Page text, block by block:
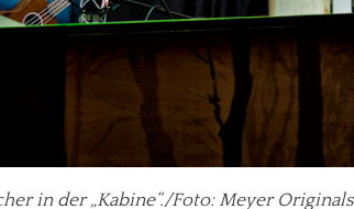
Arbeit?
sich durch Partnerprofile und Werbung. Beide
Berichterstattung schätzen, kannst Du uns mit
in der „Kabine“./Foto: Meyer Originals